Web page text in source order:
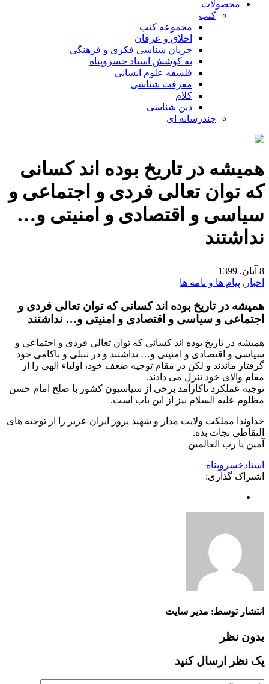
محصولات
کتب
مجموعه کتب
اخلاق و عرفان
جریان شناسی فکری و فرهنگی
به کوشش استاد خسروپناه
فلسفه علوم انسانی
معرفت شناسی
کلام
دین شناسی
چندرسانه ای
همیشه در تاریخ بوده اند کسانی
که توان تعالی فردی و اجتماعی و
سیاسی و اقتصادی و امنیتی و…
نداشتند
8 آبان, 1399
اخبار , پیام ها و نامه ها
همیشه در تاریخ بوده اند کسانی که توان تعالی فردی و
اجتماعی و سیاسی و اقتصادی و امنیتی و… نداشتند
همیشه در تاریخ بوده اند کسانی که توان تعالی فردی و اجتماعی و
سیاسی و اقتصادی و امنیتی و… نداشتند و‌ در تنبلی و ناکامی خود
گرفتار ماندند و لکن در مقام توجیه ضعف خود، اولیاء الهی را از
مقام والای خود تنزل می دادند.
توجیه عملکرد ناکارآمد برخی از سیاسیون کشور با صلح امام حسن
مظلوم علیه السلام نیز از این باب است.
خداوندا مملکت ولایت مدار و شهید پرور ایران عزیز را از توجیه های
التقاطی نجات بده.
آمین یا رب العالمین
استادخسروپناه
اشتراک گذاری:
انتشار توسط: مدیر سایت
بدون نظر
یک نظر ارسال کنید